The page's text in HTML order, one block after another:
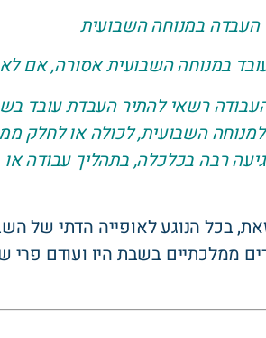
במנוחה השבועית אסורה, אם לא
העבודה רשאי להתיר העבדת
השבועית, לכולה או לחלק
רבה בכלכלה, בתהליך עבודה
בכל הנוגע לאופייה הדתי של
ממלכתיים בשבת היו ועודם